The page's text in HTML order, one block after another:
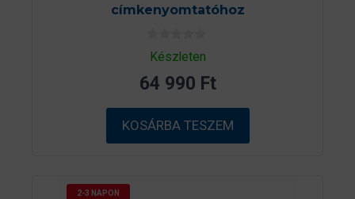
címkenyomtatóhoz
0
a
5
b
ő
l
Készleten
64 990 Ft
KOSÁRBA TESZEM
2-3 NAPON